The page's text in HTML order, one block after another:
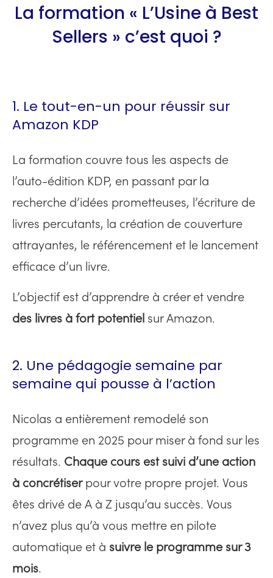
La formation « L’Usine à Best
Sellers » c’est quoi ?
1. Le tout-en-un pour réussir sur
Amazon KDP
La formation couvre tous les aspects de
l’auto-édition KDP, en passant par la
recherche d’idées prometteuses, l’écriture de
livres percutants, la création de couverture
attrayantes, le référencement et le lancement
efficace d’un livre.
L’objectif est d’apprendre à créer et vendre
des livres à fort potentiel sur Amazon.
2. Une pédagogie semaine par
semaine qui pousse à l’action
Nicolas a entièrement remodelé son
programme en 2025 pour miser à fond sur les
résultats. Chaque cours est suivi d’une action
à concrétiserpour votre propre projet. Vous
êtes drivé de A à Z jusqu’au succès. Vous
n’avez plus qu’à vous mettre en pilote
automatique et à suivre le programme sur 3
mois.